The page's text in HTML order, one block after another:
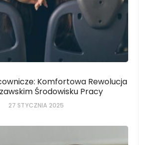
Komfortowa Rewolucja
Środowisku Pracy
27 STYCZNIA 2025